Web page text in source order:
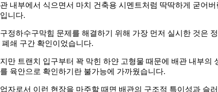
내부에서 식으면서 마치 건축용 시멘트처럼 딱딱하게 굳어버
니다.
정하수구막힘 문제를 해결하기 위해 가장 먼저 실시한 것은
폐쇄 구간 확인이었습니다.
만 트랜치 입구부터 꽉 막힌 하얀 고형물 때문에 배관 내부의
육안으로 확인하기란 불가능에 가까웠습니다.
자로서 이런 현장을 마주할 때면 배관의 구조적 특이성과 슬